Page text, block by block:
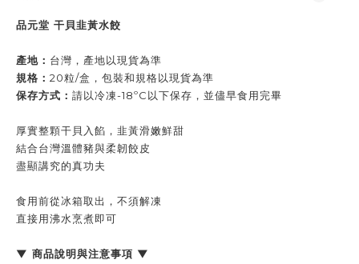
品元堂 干貝韭黃水餃
產地： 台灣， 產地以現貨為準
規格： 20粒/盒， 包裝和規格以現貨為準
保存方式： 請以冷凍-18ºC以下保存，並儘早食用完畢
厚實整顆干貝入餡，韭黃滑嫩鮮甜
結合台灣溫體豬與柔韌餃皮
盡顯講究的真功夫
食用前從冰箱取出，不須解凍
直接用沸水烹煮即可
▼ 商品說明與注意事項 ▼